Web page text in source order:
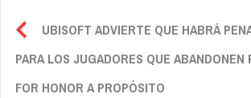
UBISOFT ADVIERTE QUE HABRÁ
PARA LOS JUGADORES QUE ABANDONEN
FOR HONOR A PROPÓSITO